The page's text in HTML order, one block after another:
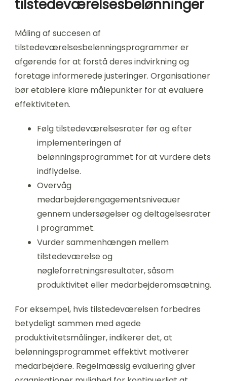
tilstedeværelsesbelønninger
Måling af succesen af
tilstedeværelsesbelønningsprogrammer er
afgørende for at forstå deres indvirkning og
foretage informerede justeringer. Organisationer
bør etablere klare målepunkter for at evaluere
effektiviteten.
Følg tilstedeværelsesrater før og efter
implementeringen af
belønningsprogrammet for at vurdere dets
indflydelse.
Overvåg
medarbejderengagementsniveauer
gennem undersøgelser og deltagelsesrater
i programmet.
Vurder sammenhængen mellem
tilstedeværelse og
nøgleforretningsresultater, såsom
produktivitet eller medarbejderomsætning.
For eksempel, hvis tilstedeværelsen forbedres
betydeligt sammen med øgede
produktivitetsmålinger, indikerer det, at
belønningsprogrammet effektivt motiverer
medarbejdere. Regelmæssig evaluering giver